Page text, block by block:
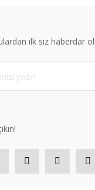
ilk siz haberdar